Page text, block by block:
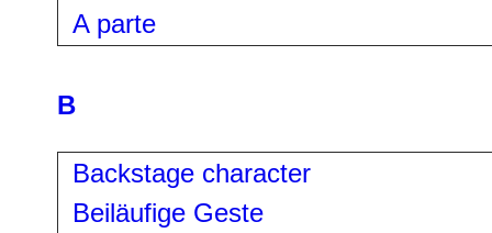
A parte
B
Backstage character
Beiläufige Geste